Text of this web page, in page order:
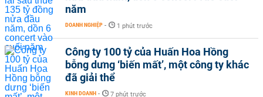
năm
DOANH NGHIỆP - 1 phút trước
Công ty 100 tỷ của Huấn Hoa Hồng
bỗng dưng ‘biến mất’, một công ty khác
đã giải thể
KINH DOANH - 7 phút trước